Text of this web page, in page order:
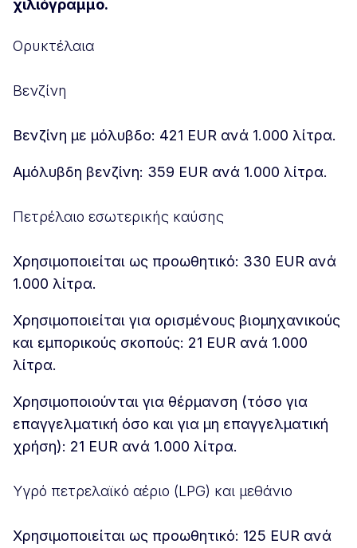
χιλιόγραμμο.
Ορυκτέλαια
Βενζίνη
Βενζίνη με μόλυβδο: 421 EUR ανά 1.000 λίτρα.
Αμόλυβδη βενζίνη: 359 EUR ανά 1.000 λίτρα.
Πετρέλαιο εσωτερικής καύσης
Χρησιμοποιείται ως προωθητικό: 330 EUR ανά
1.000 λίτρα.
Χρησιμοποιείται για ορισμένους βιομηχανικούς
και εμπορικούς σκοπούς: 21 EUR ανά 1.000
λίτρα.
Χρησιμοποιούνται για θέρμανση (τόσο για
επαγγελματική όσο και για μη επαγγελματική
χρήση): 21 EUR ανά 1.000 λίτρα.
Υγρό πετρελαϊκό αέριο (LPG) και μεθάνιο
Χρησιμοποιείται ως προωθητικό: 125 EUR ανά